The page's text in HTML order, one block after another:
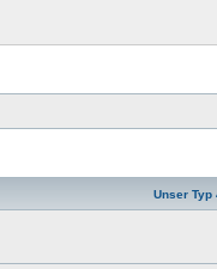
Unser Typ